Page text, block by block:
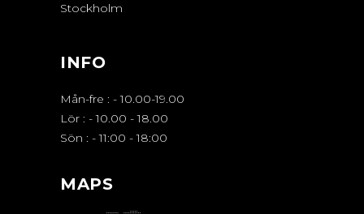
Stockholm
INFO
Mån-fre : - 10.00-19.00
Lör : - 10.00 - 18.00
Sön : - 11:00 - 18:00
MAPS